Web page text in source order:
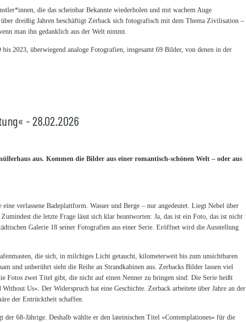
die das scheinbar Bekannte wiederholen und mit wachem Auge
dreißig Jahren beschäftigt Zerback sich fotografisch mit dem Thema Zivilisation –
man ihn gedanklich aus der Welt nimmt.
bis 2023, überwiegend analoge Fotografien, insgesamt 69 Bilder, von denen in der
- 28.02.2026
aus. Kommen die Bilder aus einer romantisch-schönen Welt – oder aus
verlassene Badeplattform. Wasser und Berge – nur angedeutet. Liegt Nebel über
die letzte Frage lässt sich klar beantworten: Ja, das ist ein Foto, das ist nicht
Galerie 18 seiner Fotografien aus einer Serie. Eröffnet wird die Ausstellung
die sich, in milchiges Licht getaucht, kilometerweit bis zum unsichtbaren
und unberührt sieht die Reihe an Strandkabinen aus. Zerbacks Bilder lassen viel
Fotos zwei Titel gibt, die nicht auf einen Nenner zu bringen sind: Die Serie heißt
Us«. Der Widerspruch hat eine Geschichte. Zerback arbeitete über Jahre an der
der Entrücktheit schaffen.
der 68-Jährige. Deshalb wählte er den lateinischen Titel »Contemplationes« für die